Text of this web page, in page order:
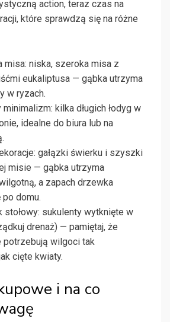
action, teraz czas na
które sprawdzą się na różne
misa: niska, szeroka misa z
eukaliptusa — gąbka utrzyma
w ryzach.
kilka długich łodyg w
idealne do biura lub na
gałązki świerku i szyszki
misie — gąbka utrzyma
a zapach drzewka
domu.
stołowy: sukulenty wytknięte w
drenaż) — pamiętaj, że
potrzebują wilgoci tak
cięte kwiaty.
i na co